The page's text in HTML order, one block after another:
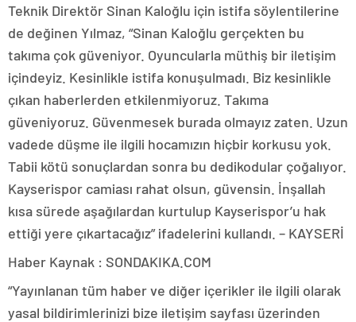
Teknik Direktör Sinan Kaloğlu için istifa söylentilerine
de değinen Yılmaz, “Sinan Kaloğlu gerçekten bu
takıma çok güveniyor. Oyuncularla müthiş bir iletişim
içindeyiz. Kesinlikle istifa konuşulmadı. Biz kesinlikle
çıkan haberlerden etkilenmiyoruz. Takıma
güveniyoruz. Güvenmesek burada olmayız zaten. Uzun
vadede düşme ile ilgili hocamızın hiçbir korkusu yok.
Tabii kötü sonuçlardan sonra bu dedikodular çoğalıyor.
Kayserispor camiası rahat olsun, güvensin. İnşallah
kısa sürede aşağılardan kurtulup Kayserispor’u hak
ettiği yere çıkartacağız” ifadelerini kullandı. – KAYSERİ
Haber Kaynak : SONDAKIKA.COM
“Yayınlanan tüm haber ve diğer içerikler ile ilgili olarak
yasal bildirimlerinizi bize iletişim sayfası üzerinden